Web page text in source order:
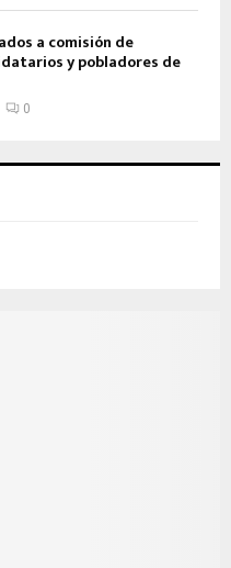
a comisión de
y pobladores de
0